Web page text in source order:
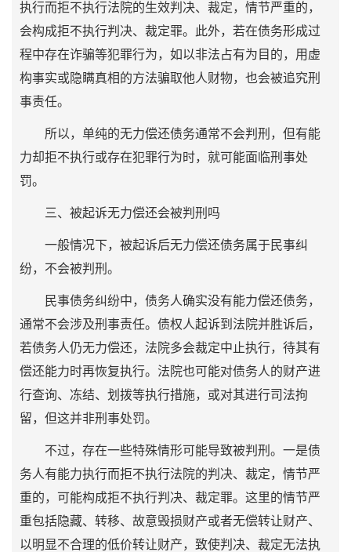
执行而拒不执行法院的生效判决、裁定，情节严重的，
会构成拒不执行判决、裁定罪。此外，若在债务形成过
程中存在诈骗等犯罪行为，如以非法占有为目的，用虚
构事实或隐瞒真相的方法骗取他人财物，也会被追究刑
事责任。
所以，单纯的无力偿还债务通常不会判刑，但有能
力却拒不执行或存在犯罪行为时，就可能面临刑事处
罚。
三、被起诉无力偿还会被判刑吗
一般情况下，被起诉后无力偿还债务属于民事纠
纷，不会被判刑。
民事债务纠纷中，债务人确实没有能力偿还债务，
通常不会涉及刑事责任。债权人起诉到法院并胜诉后，
若债务人仍无力偿还，法院多会裁定中止执行，待其有
偿还能力时再恢复执行。法院也可能对债务人的财产进
行查询、冻结、划拨等执行措施，或对其进行司法拘
留，但这并非刑事处罚。
不过，存在一些特殊情形可能导致被判刑。一是债
务人有能力执行而拒不执行法院的判决、裁定，情节严
重的，可能构成拒不执行判决、裁定罪。这里的情节严
重包括隐藏、转移、故意毁损财产或者无偿转让财产、
以明显不合理的低价转让财产，致使判决、裁定无法执